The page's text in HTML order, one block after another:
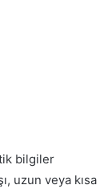
bilgiler
uzun veya kısa